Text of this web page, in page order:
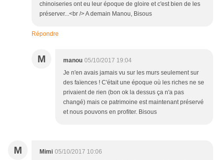
chinoiseries ont eu leur époque de gloire et c'est bien de les
préserver...<br /> A demain Manou, Bisous
Répondre
M manou 05/10/2017 19:04
Je n'en avais jamais vu sur les murs seulement sur
des faïences ! C'était une époque où les riches ne se
privaient de rien (bon ok la dessus ça n'a pas
changé) mais ce patrimoine est maintenant préservé
et nous pouvons en profiter. Bisous
M Mimi 05/10/2017 10:06